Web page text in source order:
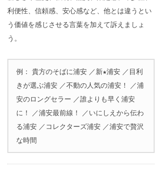
利便性、信頼感、安心感など、他とは違うとい
う価値を感じさせる言葉を加えて訴えましょ
う。
例： 貴方のそばに浦安 ／新★浦安 ／目利
きが選ぶ浦安 ／不動の人気の浦安！ ／浦
安のロングセラー ／誰よりも早く浦安
に！ ／浦安最前線！ ／いにしえから伝わ
る浦安 ／コレクターズ浦安 ／浦安で贅沢
な時間